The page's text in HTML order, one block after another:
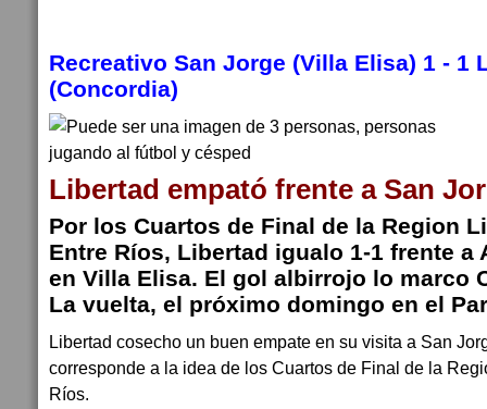
Recreativo San Jorge (Villa Elisa) 1 - 1
(Concordia)
Libertad empató frente a San
Por los Cuartos de Final de la Region
Entre Ríos, Libertad igualo 1-1 frente a
en Villa Elisa. El gol albirrojo lo marco
La vuelta, el próximo domingo en el
Libertad cosecho un buen empate en su visita a San
corresponde a la idea de los Cuartos de Final de la
Ríos.